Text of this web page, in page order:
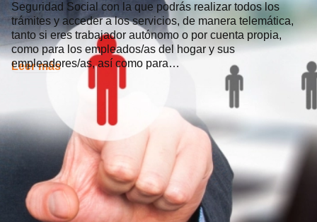
Seguridad Social con la que podrás realizar todos los
trámites y acceder a los servicios, de manera telemática,
tanto si eres trabajador autónomo o por cuenta propia,
como para los empleados/as del hogar y sus
empleadores/as, así como para…
Leer más